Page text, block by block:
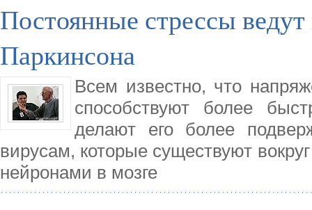
Постоянные стрессы
Паркинсона
Всем известно, что
способствуют более
делают его более
вирусам, которые существуют
нейронами в мозге